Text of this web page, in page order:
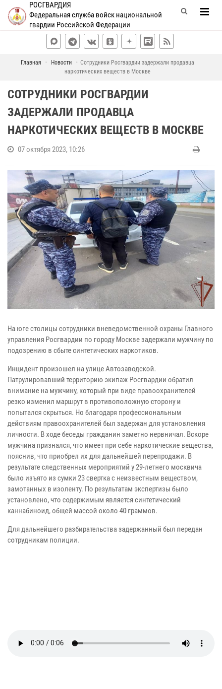
РОСГВАРДИЯ
Федеральная служба войск национальной
гвардии Российской Федерации
Главная Новости
Сотрудники Росгвардии задержали продавца
наркотических веществ в Москве
СОТРУДНИКИ РОСГВАРДИИ
ЗАДЕРЖАЛИ ПРОДАВЦА
НАРКОТИЧЕСКИХ ВЕЩЕСТВ В МОСКВЕ
07 октября 2023, 10:26
На юге столицы сотрудники вневедомственной охраны Главного
управления Росгвардии по городу Москве задержали мужчину по
подозрению в сбыте синтетических наркотиков.
Инцидент произошел на улице Автозаводской.
Патрулировавший территорию экипаж Росгвардии обратил
внимание на мужчину, который при виде правоохранителей
резко изменил маршрут в противоположную сторону и
попытался скрыться. Но благодаря профессиональным
действиям правоохранителей был задержан для установления
личности. В ходе беседы гражданин заметно нервничал. Вскоре
мужчина признался, что имеет при себе наркотические вещества,
пояснив, что приобрел их для дальнейшей перепродажи. В
результате следственных мероприятий у 29-летнего москвича
было изъято из сумки 23 свертка с неизвестным веществом,
замотанных в изоленту. По результатам экспертизы было
установлено, что содержимым является синтетический
каннабиноид, общей массой около 40 граммов.
Для дальнейшего разбирательства задержанный был передан
сотрудникам полиции.